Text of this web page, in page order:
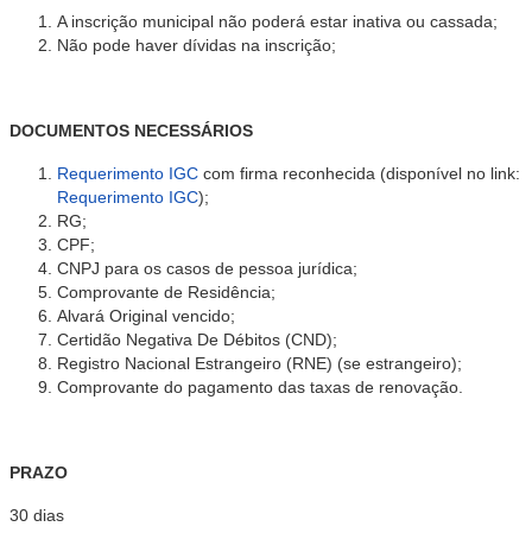
A inscrição municipal não poderá estar inativa ou cassada;
Não pode haver dívidas na inscrição;
DOCUMENTOS NECESSÁRIOS
Requerimento IGC com firma reconhecida (disponível no link:
Requerimento IGC);
RG;
CPF;
CNPJ para os casos de pessoa jurídica;
Comprovante de Residência;
Alvará Original vencido;
Certidão Negativa De Débitos (CND);
Registro Nacional Estrangeiro (RNE) (se estrangeiro);
Comprovante do pagamento das taxas de renovação.
PRAZO
30 dias